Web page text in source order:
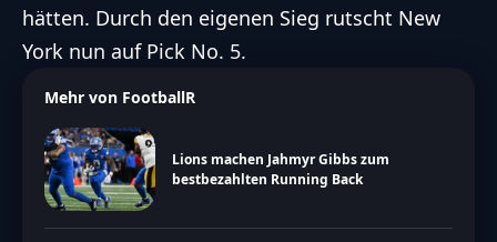
hätten. Durch den eigenen Sieg rutscht New
York nun auf Pick No. 5.
Mehr von FootballR
Lions machen Jahmyr Gibbs zum
bestbezahlten Running Back